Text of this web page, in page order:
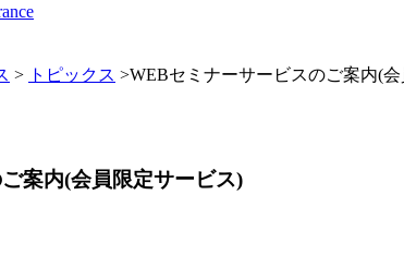
> トピックス >WEBセミナーサービスのご案内(
案内(会員限定サービス)